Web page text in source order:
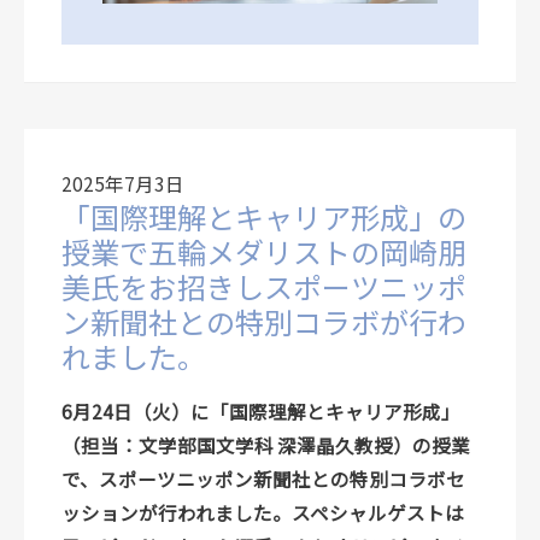
2025年7月3日
「国際理解とキャリア形成」の
授業で五輪メダリストの岡崎朋
美氏をお招きしスポーツニッポ
ン新聞社との特別コラボが行わ
れました。
6月24日（火）に「国際理解とキャリア形成」
（担当：文学部国文学科 深澤晶久教授）の授業
で、スポーツニッポン新聞社との特別コラボセ
ッションが行われました。スペシャルゲストは